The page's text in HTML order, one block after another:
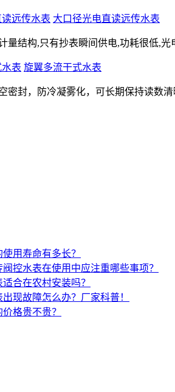
大口径光电直读远传水表
量结构,只有抄表瞬间供电,功耗很低,
旋翼多流干式水表
密封，防冷凝雾化，可长期保持读数
用寿命有多长？
控水表在使用中应注重哪些事项？
合在农村安装吗？
现故障怎么办？厂家科普！
格贵不贵？